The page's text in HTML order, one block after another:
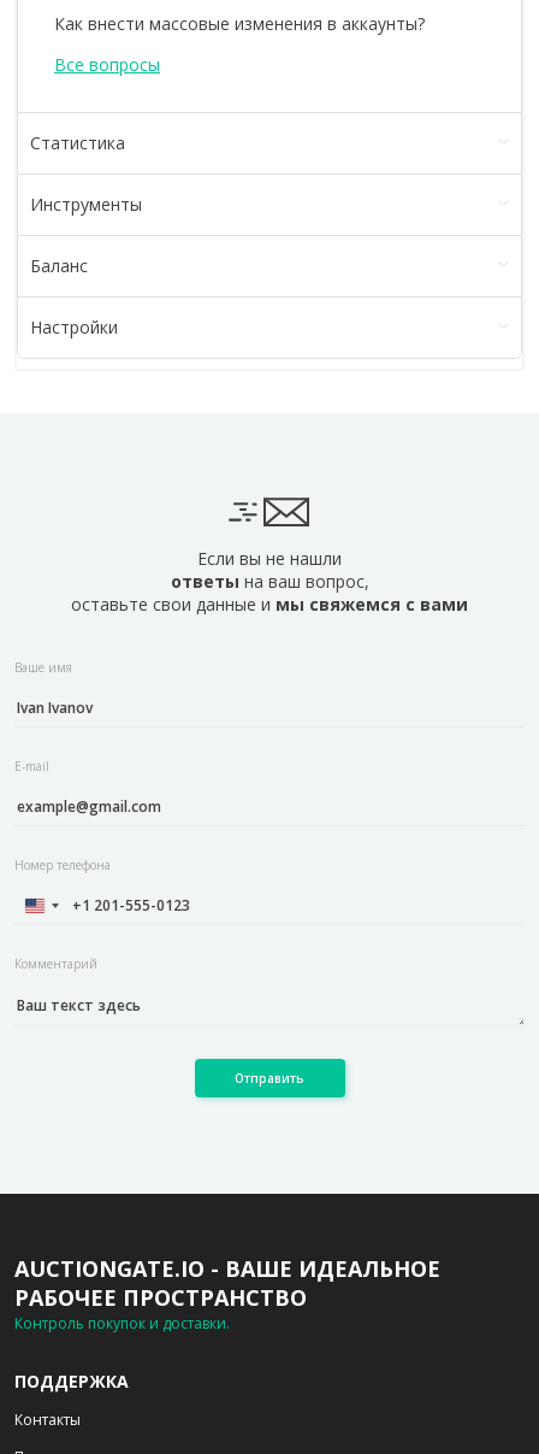
Как внести массовые изменения в аккаунты?
Все вопросы
Статистика
Инструменты
Баланс
Настройки
Если вы не нашли
ответы на ваш вопрос,
оставьте свои данные и мы свяжемся с вами
Ваше имя
E-mail
Номер телефона
Комментарий
Отправить
AUCTIONGATE.IO - ВАШЕ ИДЕАЛЬНОЕ
РАБОЧЕЕ ПРОСТРАНСТВО
Контроль покупок и доставки.
ПОДДЕРЖКА
Контакты